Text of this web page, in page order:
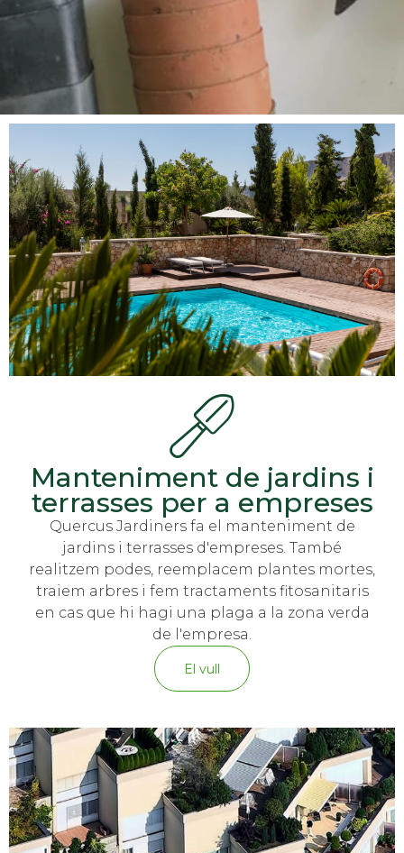
Manteniment de jardins i
terrasses per a empreses
Quercus Jardiners fa el manteniment de
jardins i terrasses d'empreses. També
realitzem podes, reemplacem plantes mortes,
traiem arbres i fem tractaments fitosanitaris
en cas que hi hagi una plaga a la zona verda
de l'empresa.
El vull